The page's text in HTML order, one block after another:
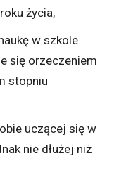
życia,
w szkole
się orzeczeniem
stopniu
uczącej się w
nie dłużej niż